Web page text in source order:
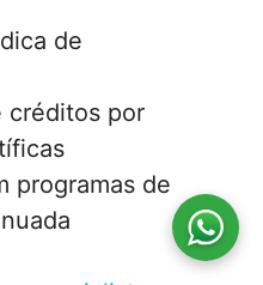
de
créditos por
programas de